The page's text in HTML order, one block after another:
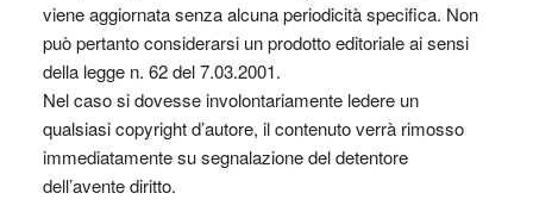
viene aggiornata senza alcuna periodicità specifica. Non
può pertanto considerarsi un prodotto editoriale ai sensi
della legge n. 62 del 7.03.2001.
Nel caso si dovesse involontariamente ledere un
qualsiasi copyright d’autore, il contenuto verrà rimosso
immediatamente su segnalazione del detentore
dell’avente diritto.